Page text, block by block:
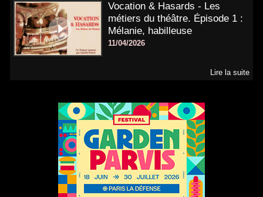
Vocation & Hasards - Les
métiers du théâtre. Épisode 1 :
Mélanie, habilleuse
11/04/2026
Lire la suite